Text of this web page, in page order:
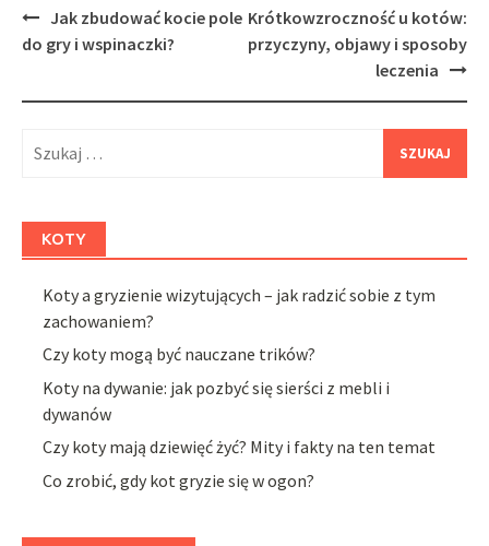
Post
navigation
Jak zbudować kocie pole
do gry i wspinaczki?
Krótkowzroczność u kotów:
przyczyny, objawy i sposoby
leczenia
KOTY
Koty a gryzienie wizytujących – jak radzić sobie z tym
zachowaniem?
Czy koty mogą być nauczane trików?
Koty na dywanie: jak pozbyć się sierści z mebli i
dywanów
Czy koty mają dziewięć żyć? Mity i fakty na ten temat
Co zrobić, gdy kot gryzie się w ogon?